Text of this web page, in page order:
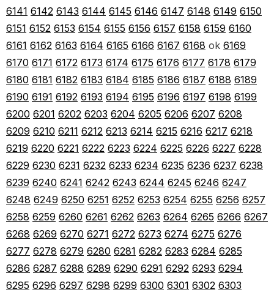
6141 6142 6143 6144 6145 6146 6147 6148 6149 6150
6151 6152 6153 6154 6155 6156 6157 6158 6159 6160
6161 6162 6163 6164 6165 6166 6167 6168 ok 6169
6170 6171 6172 6173 6174 6175 6176 6177 6178 6179
6180 6181 6182 6183 6184 6185 6186 6187 6188 6189
6190 6191 6192 6193 6194 6195 6196 6197 6198 6199
6200 6201 6202 6203 6204 6205 6206 6207 6208
6209 6210 6211 6212 6213 6214 6215 6216 6217 6218
6219 6220 6221 6222 6223 6224 6225 6226 6227 6228
6229 6230 6231 6232 6233 6234 6235 6236 6237 6238
6239 6240 6241 6242 6243 6244 6245 6246 6247
6248 6249 6250 6251 6252 6253 6254 6255 6256 6257
6258 6259 6260 6261 6262 6263 6264 6265 6266 6267
6268 6269 6270 6271 6272 6273 6274 6275 6276
6277 6278 6279 6280 6281 6282 6283 6284 6285
6286 6287 6288 6289 6290 6291 6292 6293 6294
6295 6296 6297 6298 6299 6300 6301 6302 6303